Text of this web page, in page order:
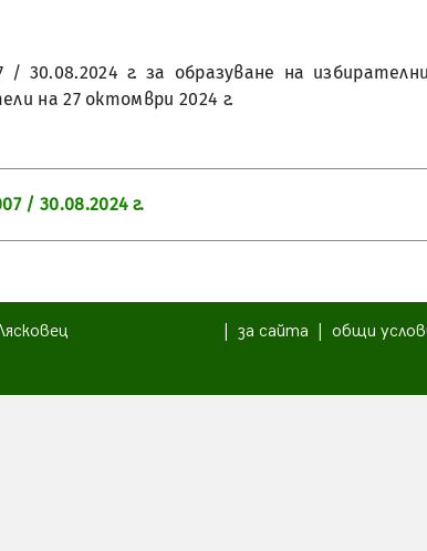
/ 30.08.2024 г. за образуване на
на 27 октомври 2024 г.
/ 30.08.2024 г.
за сайта общи